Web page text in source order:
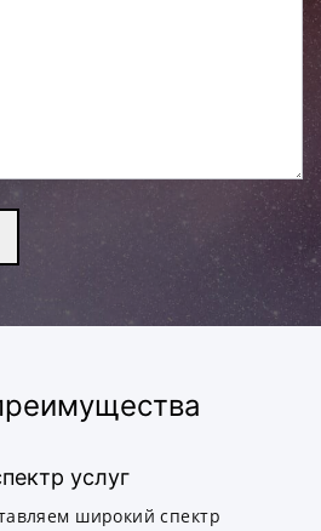
услуг
широкий спектр